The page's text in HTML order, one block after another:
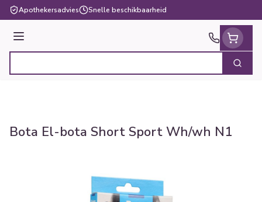
Ga naar de inhoud
Apothekersadvies Snelle beschikbaarheid
Menu
Zoek
Bota El-bota Short Sport Wh/wh N1